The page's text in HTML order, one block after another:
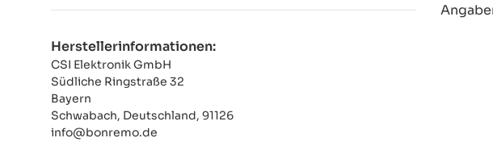
Herstellerinformationen:
CSI Elektronik GmbH
Südliche Ringstraße 32
Bayern
Schwabach, Deutschland, 91126
info@bonremo.de